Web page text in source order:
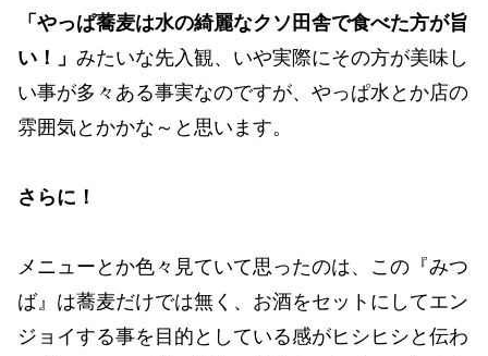
「やっぱ蕎麦は水の綺麗なクソ田舎で食べた方が旨
い！」 みたいな先入観、いや実際にその方が美味し
い事が多々ある事実なのですが、やっぱ水とか店の
雰囲気とかかな～と思います。
さらに！
メニューとか色々見ていて思ったのは、この『みつ
ば』は蕎麦だけでは無く、お酒をセットにしてエン
ジョイする事を目的としている感がヒシヒシと伝わ